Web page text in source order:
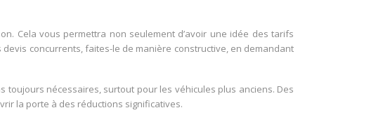
Cela vous permettra non seulement d’avoir une idée des tarifs
concurrents, faites-le de manière constructive, en demandant
toujours nécessaires, surtout pour les véhicules plus anciens. Des
la porte à des réductions significatives.